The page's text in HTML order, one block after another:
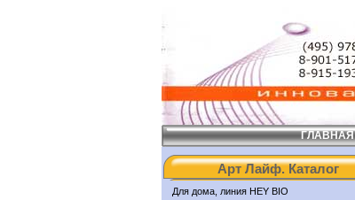
ГЛАВНАЯ
Арт Лайф. Каталог
Для дома, линия HEY BIO